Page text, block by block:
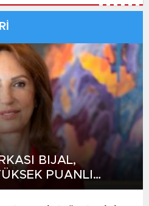
BIJAL,
PUANLI
ZİRVEDE